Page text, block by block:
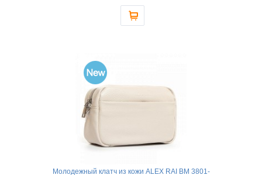
Молодежный клатч из кожи ALEX RAI BM 3801-